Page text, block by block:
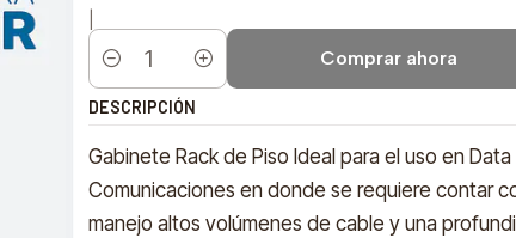
Cantidad
Comprar ahora
DESCRIPCIÓN
Gabinete Rack de Piso Ideal para el uso en
Comunicaciones en donde se requiere contar
manejo altos volúmenes de cable y una